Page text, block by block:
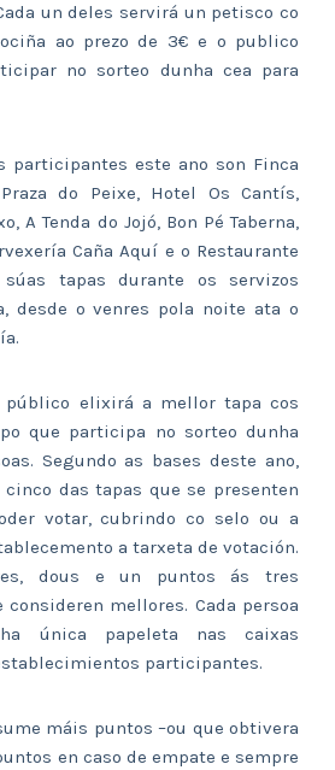
un deles servirá un petisco co
ao prezo de 3€ e o publico
no sorteo dunha cea para
participantes este ano son Finca
do Peixe, Hotel Os Cantís,
A Tenda do Jojó, Bon Pé Taberna,
Caña Aquí e o Restaurante
tapas durante os servizos
desde o venres pola noite ata o
público elixirá a mellor tapa cos
que participa no sorteo dunha
Segundo as bases deste ano,
das tapas que se presenten
votar, cubrindo co selo ou a
a tarxeta de votación.
dous e un puntos ás tres
mellores. Cada persoa
única papeleta nas caixas
participantes.
máis puntos –ou que obtivera
en caso de empate e sempre